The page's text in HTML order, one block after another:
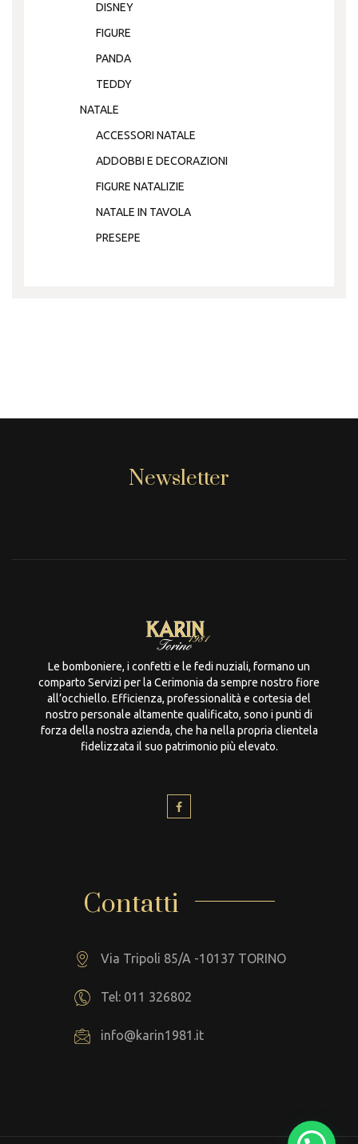
DISNEY
FIGURE
PANDA
TEDDY
NATALE
ACCESSORI NATALE
ADDOBBI E DECORAZIONI
FIGURE NATALIZIE
NATALE IN TAVOLA
PRESEPE
Newsletter
Le bomboniere, i confetti e le fedi nuziali, formano un
comparto Servizi per la Cerimonia da sempre nostro fiore
all’occhiello. Efficienza, professionalità e cortesia del
nostro personale altamente qualificato, sono i punti di
forza della nostra azienda, che ha nella propria clientela
fidelizzata il suo patrimonio più elevato.
Contatti
Via Tripoli 85/A -10137 TORINO
Tel: 011 326802
info@karin1981.it